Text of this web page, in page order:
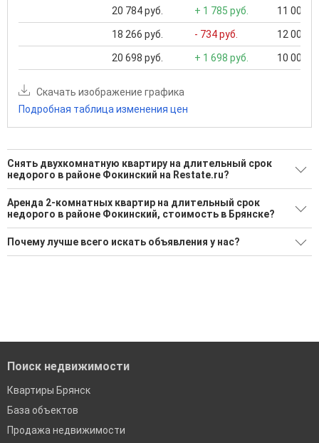
20 784 руб. + 1 785 руб. 11 000
18 266 руб. - 734 руб. 12 000
20 698 руб. + 1 698 руб. 10 000
Скачать изображение графика
Подробная таблица изменения цен
Снять двухкомнатную квартиру на длительный срок
недорого в районе Фокинский на Restate.ru?
Поможем Снять двухкомнатную квартиру на длительный
срок недорого в районе Фокинский?
2 актуальных и проверенных объявления
Воспользуйтесь нашим поиском по новостройкам, для
Аренда 2-комнатных квартир на длительный срок
недорого в районе Фокинский, стоимость в Брянске?
Минимальная цена: 18 000 Р. Максимальная цена: 22 000 Р;
Средняя: 20 000 Р
Почему лучше всего искать объявления у нас?
Поиск недвижимости
Квартиры Брянск
База объектов
Продажа недвижимости